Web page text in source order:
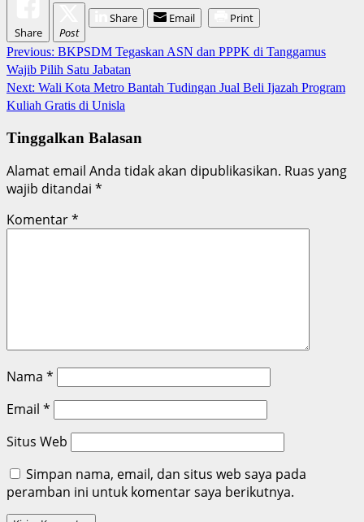
Share Post
Share Email Print
Continue
Reading
Previous: BKPSDM Tegaskan ASN dan PPPK di Tanggamus
Wajib Pilih Satu Jabatan
Next: Wali Kota Metro Bantah Tudingan Jual Beli Ijazah Program
Kuliah Gratis di Unisla
Tinggalkan Balasan
Alamat email Anda tidak akan dipublikasikan. Ruas yang
wajib ditandai *
Komentar*
Nama *
Email *
Situs Web
Simpan nama, email, dan situs web saya pada
peramban ini untuk komentar saya berikutnya.